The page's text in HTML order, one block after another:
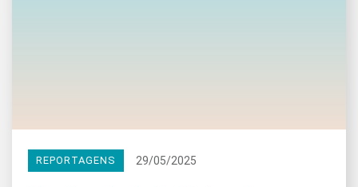
REPORTAGENS 29/05/2025